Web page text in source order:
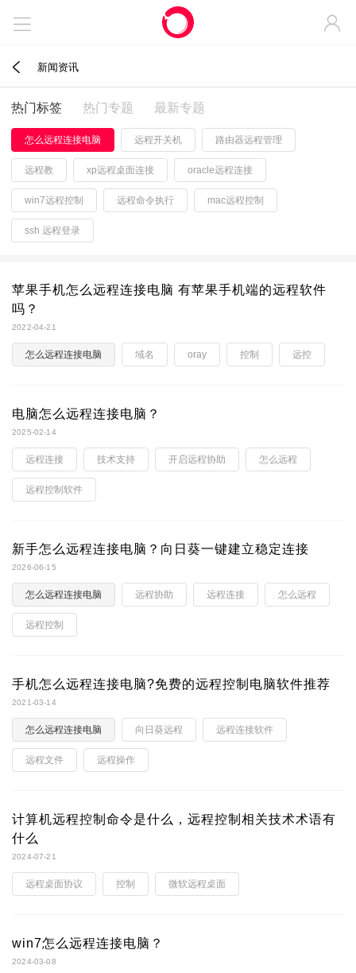
 
 新闻资讯
热门标签 热门专题 最新专题
怎么远程连接电脑 远程开关机 路由器远程管理
远程教 xp远程桌面连接 oracle远程连接
win7远程控制 远程命令执行 mac远程控制
ssh 远程登录
苹果手机怎么远程连接电脑 有苹果手机端的远程软件
吗？
2022-04-21
怎么远程连接电脑 域名 oray 控制 远控
电脑怎么远程连接电脑？
2025-02-14
远程连接 技术支持 开启远程协助 怎么远程
远程控制软件
新手怎么远程连接电脑？向日葵一键建立稳定连接
2026-06-15
怎么远程连接电脑 远程协助 远程连接 怎么远程
远程控制
手机怎么远程连接电脑?免费的远程控制电脑软件推荐
2021-03-14
怎么远程连接电脑 向日葵远程 远程连接软件
远程文件 远程操作
计算机远程控制命令是什么，远程控制相关技术术语有
什么
2024-07-21
远程桌面协议 控制 微软远程桌面
win7怎么远程连接电脑？
2024-03-08